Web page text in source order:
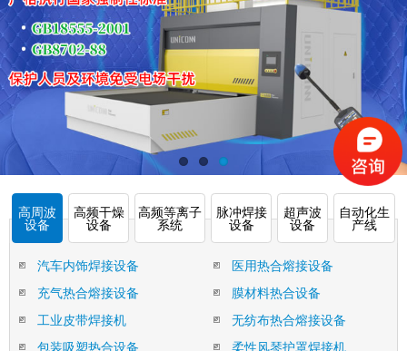
高周波
设备
高频干燥
设备
高频等离子
系统
脉冲焊接
设备
超声波
设备
自动化生
产线
汽车内饰焊接设备
医用热合熔接设备
充气热合熔接设备
膜材料热合设备
工业皮带焊接机
无纺布热合熔接设备
包装吸塑热合设备
柔性风琴护罩焊接机